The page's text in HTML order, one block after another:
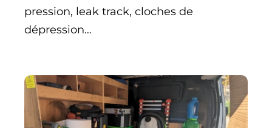
pression, leak track, cloches de
dépression…